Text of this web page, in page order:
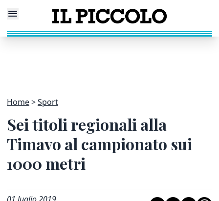
Home Sport
Sei titoli regionali alla
Timavo al campionato sui
1000 metri